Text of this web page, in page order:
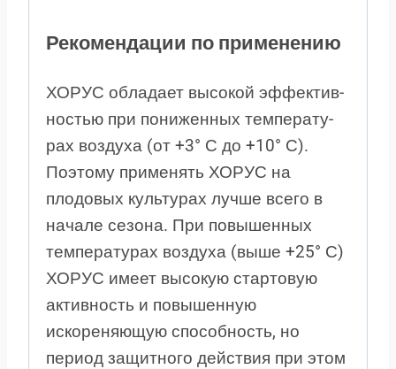
Рекомендации по применению
ХО­РУС об­ла­да­ет вы­со­кой эф­фек­тив­
но­с­тью при по­ни­жен­ных тем­пе­ра­ту­
рах воз­ду­ха (от +3° С до +10° С).
Поэтому применять ХО­РУС на
плодовых культурах лучше всего в
начале сезона. При повышенных
температурах воздуха (выше +25° С)
ХО­РУС имеет высокую стартовую
активность и повышенную
искореняющую способность, но
период защитного действия при этом